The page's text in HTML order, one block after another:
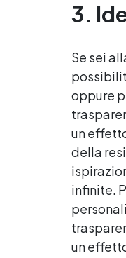
3.
Se sei
oppure
un
della
infinite.
un